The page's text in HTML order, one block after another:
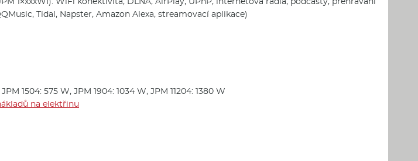
Tidal, Napster, Amazon Alexa, streamovací aplikace)
1504: 575 W, JPM 1904: 1034 W, JPM 11204: 1380 W
na elektřinu